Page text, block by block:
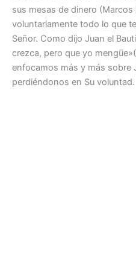
sus mesas de dinero
voluntariamente todo lo que
Señor. Como dijo Juan el
crezca, pero que yo
enfocamos más y más sobre
perdiéndonos en Su voluntad.